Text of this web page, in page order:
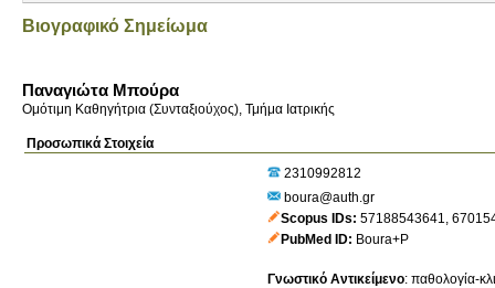
Βιογραφικό Σημείωμα
Παναγιώτα Μπούρα
Ομότιμη Καθηγήτρια (Συνταξιούχος), Τμήμα Ιατρικής
Προσωπικά Στοιχεία
2310992812
boura@auth.gr
Scopus IDs 57188543641,
PubMed ID Boura+P
Γνωστικό Αντικείμενο: παθολογία-